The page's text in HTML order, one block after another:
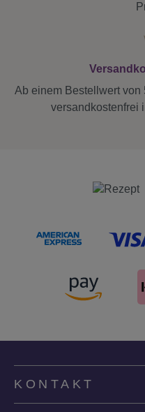
Ab einem Bestellwert von
versandkostenfrei
KONTAKT